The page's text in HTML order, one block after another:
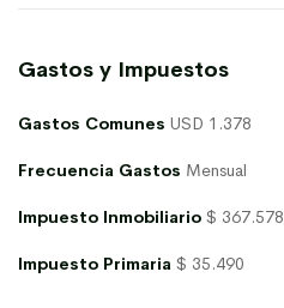
Gastos y Impuestos
Gastos Comunes USD 1.378
Frecuencia Gastos Mensual
Impuesto Inmobiliario $ 367.578
Impuesto Primaria $ 35.490